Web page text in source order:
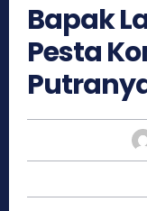
Bapak
Pesta